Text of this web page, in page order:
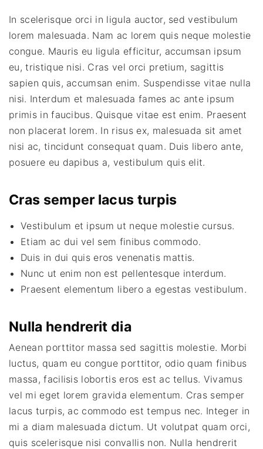
In scelerisque orci in ligula auctor, sed vestibulum
lorem malesuada. Nam ac lorem quis neque molestie
congue. Mauris eu ligula efficitur, accumsan ipsum
eu, tristique nisi. Cras vel orci pretium, sagittis
sapien quis, accumsan enim. Suspendisse vitae nulla
nisi. Interdum et malesuada fames ac ante ipsum
primis in faucibus. Quisque vitae est enim. Praesent
non placerat lorem. In risus ex, malesuada sit amet
nisi ac, tincidunt consequat quam. Duis libero ante,
posuere eu dapibus a, vestibulum quis elit.
Cras semper lacus turpis
Vestibulum et ipsum ut neque molestie cursus.
Etiam ac dui vel sem finibus commodo.
Duis in dui quis eros venenatis mattis.
Nunc ut enim non est pellentesque interdum.
Praesent elementum libero a egestas vestibulum.
Nulla hendrerit dia
Aenean porttitor massa sed sagittis molestie. Morbi
luctus, quam eu congue porttitor, odio quam finibus
massa, facilisis lobortis eros est ac tellus. Vivamus
vel mi eget lorem gravida elementum. Cras semper
lacus turpis, ac commodo est tempus nec. Integer in
mi a diam malesuada dictum. Ut volutpat quam orci,
quis scelerisque nisi convallis non. Nulla hendrerit